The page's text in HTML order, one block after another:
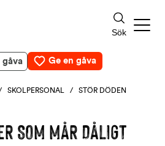
gåva Ge en gåva
SKOLPERSONAL / STÖR DÖDEN
SOM MÅR DÅLIGT